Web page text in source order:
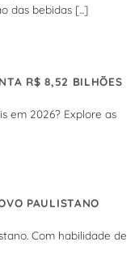
das bebidas [...]
R$ 8,52 BILHÕES
em 2026? Explore as
PAULISTANO
Com habilidade de